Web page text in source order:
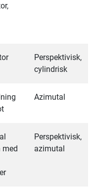
Perspektivisk,
cylindrisk
Azimutal
med
Perspektivisk,
azimutal